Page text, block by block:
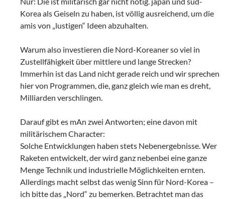
Korea als Geiseln zu haben, ist völlig ausreichend, um die
amis von „lustigen“ Ideen abzuhalten.
Warum also investieren die Nord-Koreaner so viel in
Zustellfähigkeit über mittlere und lange Strecken?
Immerhin ist das Land nicht gerade reich und wir sprechen
hier von Programmen, die, ganz gleich wie man es dreht,
Milliarden verschlingen.
Darauf gibt es mAn zwei Antworten; eine davon mit
militärischem Character:
Solche Entwicklungen haben stets Nebenergebnisse. Wer
Raketen entwickelt, der wird ganz nebenbei eine ganze
Menge Technik und industrielle Möglichkeiten ernten.
Allerdings macht selbst das wenig Sinn für Nord-Korea –
ich bitte das „Nord“ zu bemerken. Betrachtet man das